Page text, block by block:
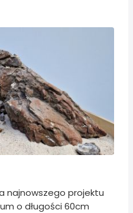
najnowszego projektu
o długości 60cm